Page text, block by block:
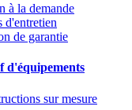
à la demande
d'entretien
de garantie
d'équipements
sur mesure